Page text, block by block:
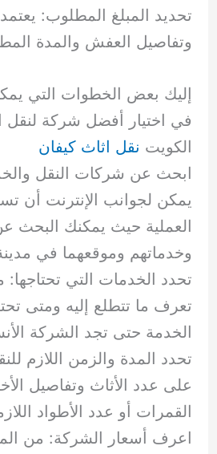
تحديد المبلغ المطلوب:
وتفاصيل العفش والمدة
إليك بعض الخطوات التي
في اختيار أفضل شركة
الكويت نقل اثاث كيفان
ابحث عن شركات النقل
يمكن لجوانب الإنترنت أن
العملية حيث يمكنك البحث
وخدماتهم وموقعهما في
تحدد الخدمات التي
تعرف ما تتطلع إليه ومتى
الخدمة حتى تجد الشركة
تحدد المدة والزمن اللازم
على عدد الأثاث وتفاصيل
القمرات أو عدد الأطواد
اعرف أسعار الشركة: من